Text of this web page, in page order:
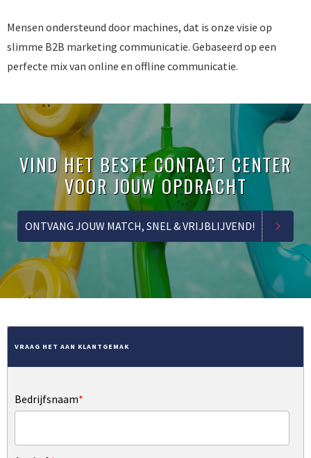
Mensen ondersteund door machines, dat is onze visie op
slimme B2B marketing communicatie. Gebaseerd op een
perfecte mix van online en offline communicatie.
VIND HET BESTE CONTACT CENTER
VOOR JOUW OPDRACHT
ONTVANG JOUW MATCH, SNEL & VRIJBLIJVEND!
VRAAG HET AAN KLANTGEMAK
Bedrijfsnaam*